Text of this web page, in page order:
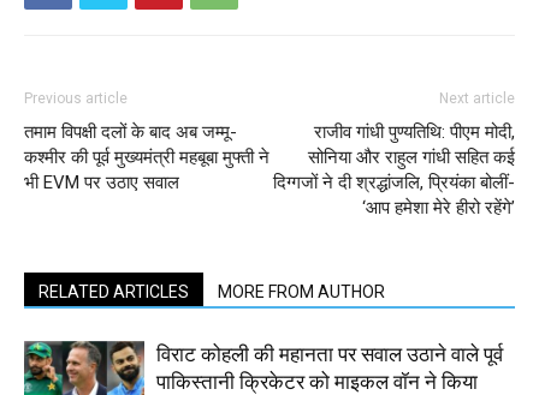
Previous article
तमाम विपक्षी दलों के बाद अब जम्मू-
कश्मीर की पूर्व मुख्यमंत्री महबूबा मुफ्ती ने
भी EVM पर उठाए सवाल
Next article
राजीव गांधी पुण्यतिथि: पीएम मोदी,
सोनिया और राहुल गांधी सहित कई
दिग्गजों ने दी श्रद्धांजलि, प्रियंका बोलीं-
‘आप हमेशा मेरे हीरो रहेंगे’
RELATED ARTICLES MORE FROM AUTHOR
विराट कोहली की महानता पर सवाल उठाने वाले पूर्व
पाकिस्तानी क्रिकेटर को माइकल वॉन ने किया